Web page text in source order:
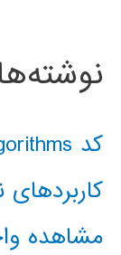
کد classical AI search algorithms
کاربردهای
مشاهده